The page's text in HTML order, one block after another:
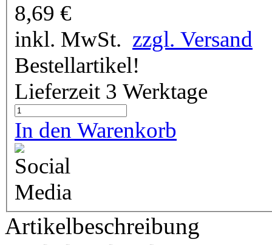
8,69 €
inkl. MwSt. zzgl. Versand
Bestellartikel!
Lieferzeit 3 Werktage
In den Warenkorb
Artikelbeschreibung